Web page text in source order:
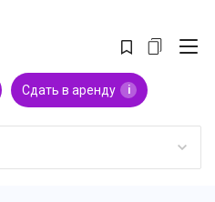
Сдать в аренду i